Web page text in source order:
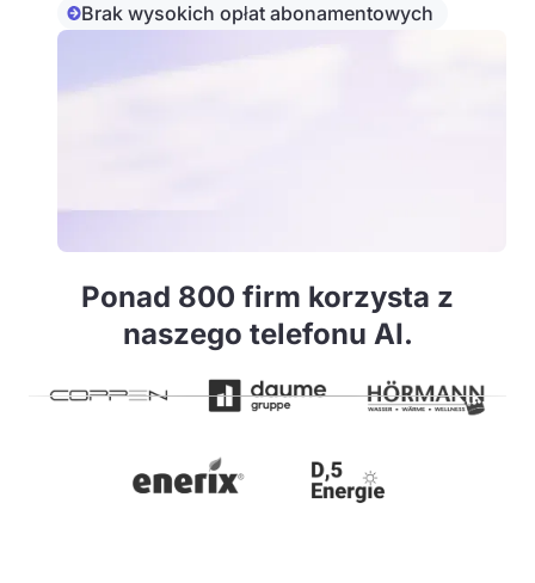
Brak wysokich opłat abonamentowych
Ponad 800 firm korzysta z
naszego telefonu AI.